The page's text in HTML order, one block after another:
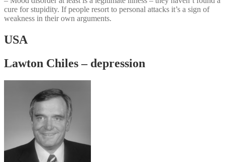
cure for stupidity. If people resort to personal attacks it’s a sign of
weakness in their own arguments.
USA
Lawton Chiles – depression